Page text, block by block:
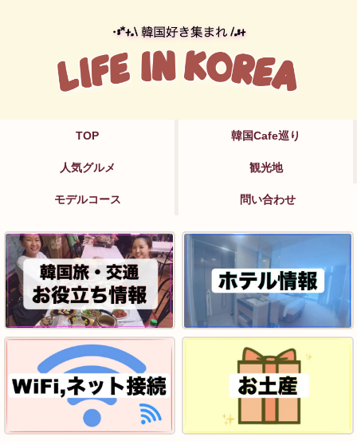
TOP 韓国Cafe巡り
人気グルメ 観光地
モデルコース 問い合わせ